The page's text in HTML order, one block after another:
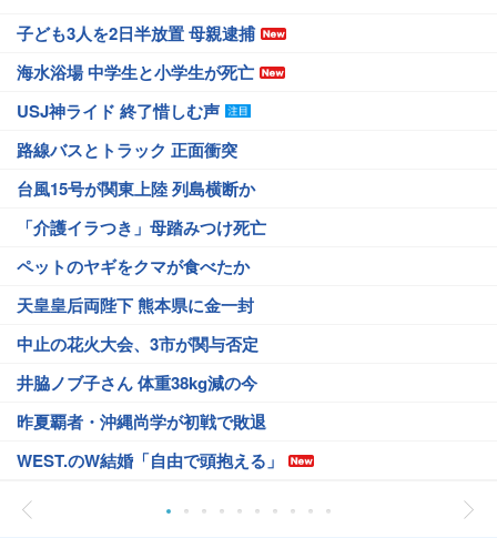
子ども3人を2日半放置 母親逮捕
海水浴場 中学生と小学生が死亡
USJ神ライド 終了惜しむ声
路線バスとトラック 正面衝突
台風15号が関東上陸 列島横断か
「介護イラつき」母踏みつけ死亡
ペットのヤギをクマが食べたか
天皇皇后両陛下 熊本県に金一封
中止の花火大会、3市が関与否定
井脇ノブ子さん 体重38kg減の今
昨夏覇者・沖縄尚学が初戦で敗退
WEST.のW結婚「自由で頭抱える」